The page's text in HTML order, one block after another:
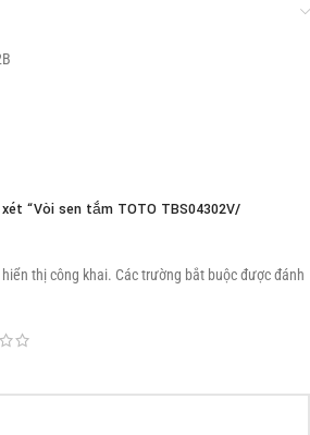
“Vòi sen tắm TOTO TBS04302V/
thị công khai. Các trường bắt buộc được đánh